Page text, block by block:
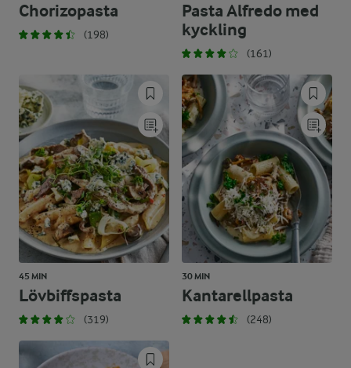
Chorizopasta
(198)
Pasta Alfredo med
kyckling
(161)
45 MIN
Lövbiffspasta
(319)
30 MIN
Kantarellpasta
(248)